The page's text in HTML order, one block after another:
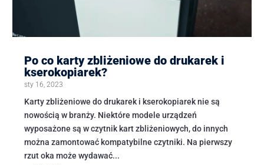
Po co karty zbliżeniowe do drukarek i
kserokopiarek?
sty 16, 2023
Karty zbliżeniowe do drukarek i kserokopiarek nie są
nowością w branży. Niektóre modele urządzeń
wyposażone są w czytnik kart zbliżeniowych, do innych
można zamontować kompatybilne czytniki. Na pierwszy
rzut oka może wydawać...